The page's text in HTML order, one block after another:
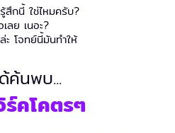
รู้สึกนี้ ใช่ไหมครับ?
เลย เนอะ?
โจทย์นี้มันทำให้
ค้นพบ...
ร์คโคตรๆ